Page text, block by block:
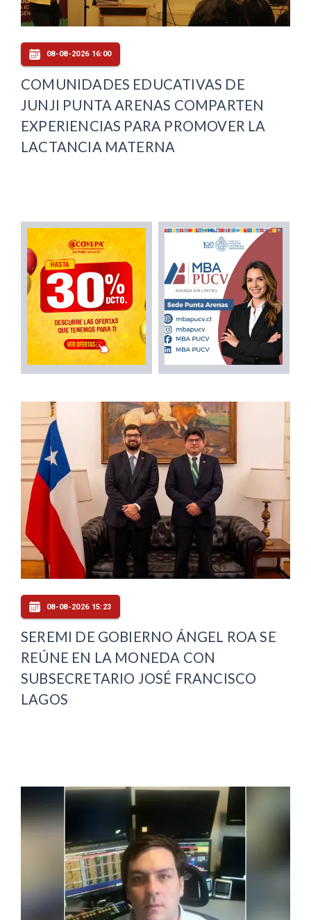
08-08-2026 16:00
COMUNIDADES EDUCATIVAS DE
JUNJI PUNTA ARENAS COMPARTEN
EXPERIENCIAS PARA PROMOVER LA
LACTANCIA MATERNA
08-08-2026 15:23
SEREMI DE GOBIERNO ÁNGEL ROA SE
REÚNE EN LA MONEDA CON
SUBSECRETARIO JOSÉ FRANCISCO
LAGOS